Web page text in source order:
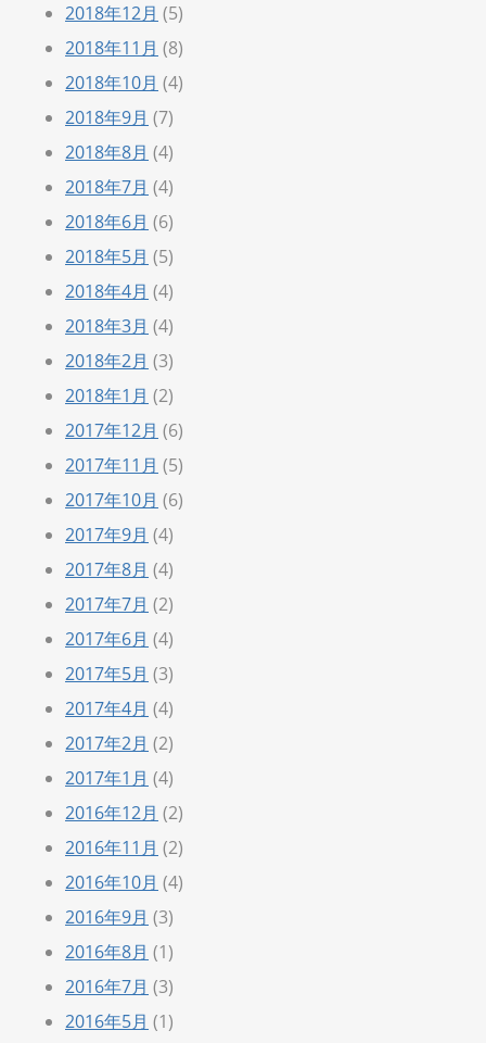
2018年12月 (5)
2018年11月 (8)
2018年10月 (4)
2018年9月 (7)
2018年8月 (4)
2018年7月 (4)
2018年6月 (6)
2018年5月 (5)
2018年4月 (4)
2018年3月 (4)
2018年2月 (3)
2018年1月 (2)
2017年12月 (6)
2017年11月 (5)
2017年10月 (6)
2017年9月 (4)
2017年8月 (4)
2017年7月 (2)
2017年6月 (4)
2017年5月 (3)
2017年4月 (4)
2017年2月 (2)
2017年1月 (4)
2016年12月 (2)
2016年11月 (2)
2016年10月 (4)
2016年9月 (3)
2016年8月 (1)
2016年7月 (3)
2016年5月 (1)